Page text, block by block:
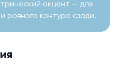
акцент — для
ровного контура сзади.